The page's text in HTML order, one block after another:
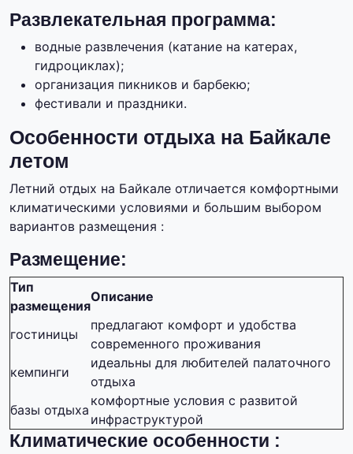
Развлекательная программа:
водные развлечения (катание на катерах,
гидроциклах);
организация пикников и барбекю;
фестивали и праздники.
Особенности отдыха на Байкале
летом
Летний отдых на Байкале отличается комфортными
климатическими условиями и большим выбором
вариантов размещения :
Размещение:
Тип
размещения
Описание
гостиницы
предлагают комфорт и удобства
современного проживания
кемпинги
идеальны для любителей палаточного
отдыха
базы отдыха
комфортные условия с развитой
инфраструктурой
Климатические особенности :